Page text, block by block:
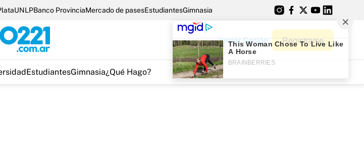
UNLPBanco ProvinciaMercado de pasesEstudiantesGimnasia
Iniciar Sesión Registrarse
EstudiantesGimnasia¿Qué Hago?